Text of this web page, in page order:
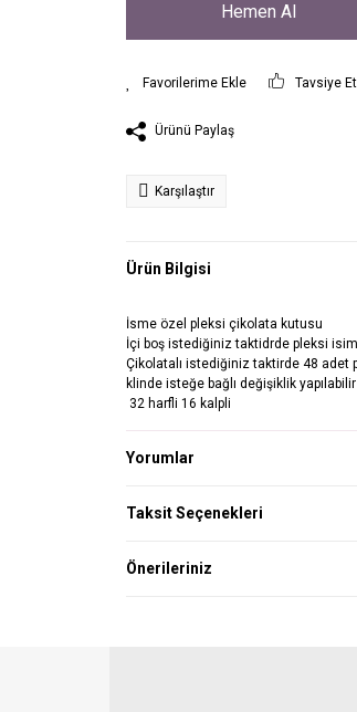
Hemen Al
Tavsiye Et
Ürünü Paylaş
Karşılaştır
Ürün Bilgisi
İsme özel pleksi çikolata kutusu
İçi boş istediğiniz taktidrde pleksi
Çikolatalı istediğiniz taktirde 48
klinde isteğe bağlı değişiklik yapılabilir
32 harfli 16 kalpli
Yorumlar
Taksit Seçenekleri
Önerileriniz